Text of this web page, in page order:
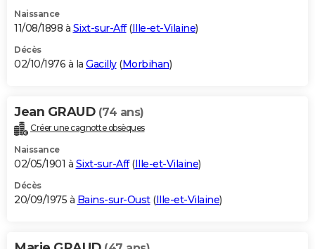
Naissance
11/08/1898 à Sixt-sur-Aff(Ille-et-Vilaine)
Décès
02/10/1976 à la Gacilly(Morbihan)
Jean GRAUD (74 ans)
Créer une cagnotte obsèques
Naissance
02/05/1901 à Sixt-sur-Aff(Ille-et-Vilaine)
Décès
20/09/1975 à Bains-sur-Oust(Ille-et-Vilaine)